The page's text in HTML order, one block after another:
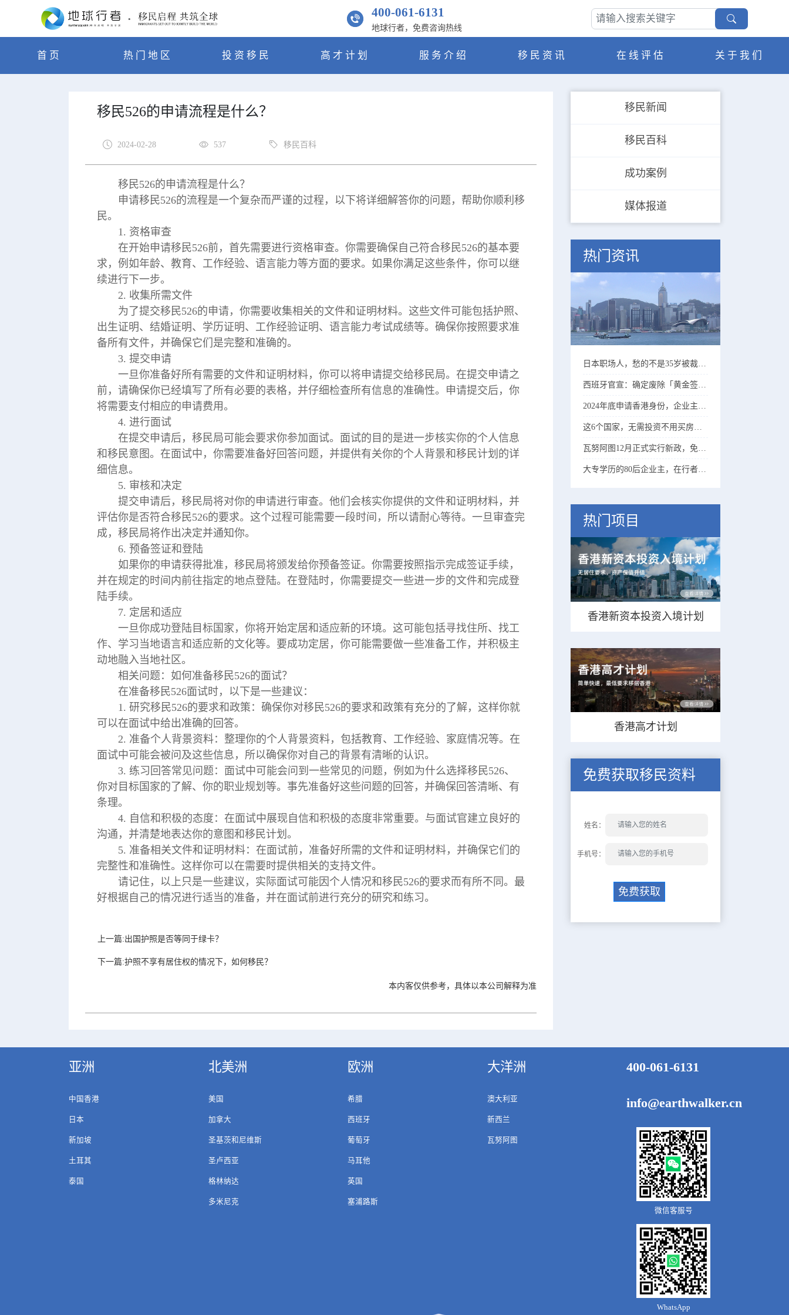
400-061-6131
地球行者，免费咨询热线
首页 热门地区 投资移民 高才计划 服务介绍 移民资讯 在线评估 关于我们
移民526的申请流程是什么？
2024-02-28 537 移民百科
移民526的申请流程是什么？
申请移民526的流程是一个复杂而严谨的过程，以下将详细解答你的问题，帮助你顺利移
民。
1. 资格审查
在开始申请移民526前，首先需要进行资格审查。你需要确保自己符合移民526的基本要
求，例如年龄、教育、工作经验、语言能力等方面的要求。如果你满足这些条件，你可以继
续进行下一步。
2. 收集所需文件
为了提交移民526的申请，你需要收集相关的文件和证明材料。这些文件可能包括护照、
出生证明、结婚证明、学历证明、工作经验证明、语言能力考试成绩等。确保你按照要求准
备所有文件，并确保它们是完整和准确的。
3. 提交申请
一旦你准备好所有需要的文件和证明材料，你可以将申请提交给移民局。在提交申请之
前，请确保你已经填写了所有必要的表格，并仔细检查所有信息的准确性。申请提交后，你
将需要支付相应的申请费用。
4. 进行面试
在提交申请后，移民局可能会要求你参加面试。面试的目的是进一步核实你的个人信息
和移民意图。在面试中，你需要准备好回答问题，并提供有关你的个人背景和移民计划的详
细信息。
5. 审核和决定
提交申请后，移民局将对你的申请进行审查。他们会核实你提供的文件和证明材料，并
评估你是否符合移民526的要求。这个过程可能需要一段时间，所以请耐心等待。一旦审查完
成，移民局将作出决定并通知你。
6. 预备签证和登陆
如果你的申请获得批准，移民局将颁发给你预备签证。你需要按照指示完成签证手续，
并在规定的时间内前往指定的地点登陆。在登陆时，你需要提交一些进一步的文件和完成登
陆手续。
7. 定居和适应
一旦你成功登陆目标国家，你将开始定居和适应新的环境。这可能包括寻找住所、找工
作、学习当地语言和适应新的文化等。要成功定居，你可能需要做一些准备工作，并积极主
动地融入当地社区。
相关问题：如何准备移民526的面试？
在准备移民526面试时，以下是一些建议：
1. 研究移民526的要求和政策：确保你对移民526的要求和政策有充分的了解，这样你就
可以在面试中给出准确的回答。
2. 准备个人背景资料：整理你的个人背景资料，包括教育、工作经验、家庭情况等。在
面试中可能会被问及这些信息，所以确保你对自己的背景有清晰的认识。
3. 练习回答常见问题：面试中可能会问到一些常见的问题，例如为什么选择移民526、
你对目标国家的了解、你的职业规划等。事先准备好这些问题的回答，并确保回答清晰、有
条理。
4. 自信和积极的态度：在面试中展现自信和积极的态度非常重要。与面试官建立良好的
沟通，并清楚地表达你的意图和移民计划。
5. 准备相关文件和证明材料：在面试前，准备好所需的文件和证明材料，并确保它们的
完整性和准确性。这样你可以在需要时提供相关的支持文件。
请记住，以上只是一些建议，实际面试可能因个人情况和移民526的要求而有所不同。最
好根据自己的情况进行适当的准备，并在面试前进行充分的研究和练习。
上一篇:出国护照是否等同于绿卡？
下一篇:护照不享有居住权的情况下，如何移民？
本内客仅供参考，具体以本公司解释为准
移民新闻
移民百科
成功案例
媒体报道
热门资讯
日本职场人，愁的不是35岁被裁、而是60岁没法退休……
西班牙官宣：确定废除「黄金签证」、25年起实行！
2024年底申请香港身份，企业主比高学历精英更吃香！
这6个国家，无需投资不用买房，有存款就能移民！
瓦努阿图12月正式实行新政，免登录拿护照进入倒计时……
大专学历的80后企业主，在行者协助下成功拿到香港身份！
热门项目
香港新资本投资入境计划
香港高才计划
免费获取移民资料
姓名：
手机号：
免费获取
亚洲
中国香港
日本
新加坡
土耳其
泰国
北美洲
美国
加拿大
圣基茨和尼维斯
圣卢西亚
格林纳达
多米尼克
欧洲
希腊
西班牙
葡萄牙
马耳他
英国
塞浦路斯
大洋洲
澳大利亚
新西兰
瓦努阿图
400-061-6131
info@earthwalker.cn
微信客服号
WhatsApp